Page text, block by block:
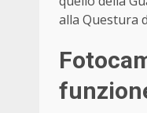
alla Questura